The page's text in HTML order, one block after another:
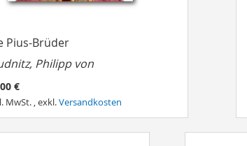
Pius-Brüder
Philipp von
€
MwSt. ,exkl.Versandkosten